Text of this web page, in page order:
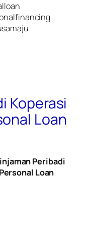
Koperasi
Loan
Peribadi
Loan